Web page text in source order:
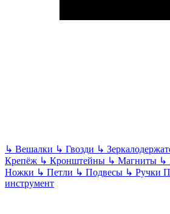
↳ Вешалки ↳ Гвозди ↳
Крепёж ↳ Кронштейны ↳ Магниты ↳
Ножки ↳ Петли ↳ Подвесы ↳ Ручки
инструмент